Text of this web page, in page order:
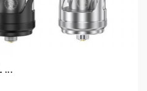
22mm
Von oben
Fertigverdampfer
...